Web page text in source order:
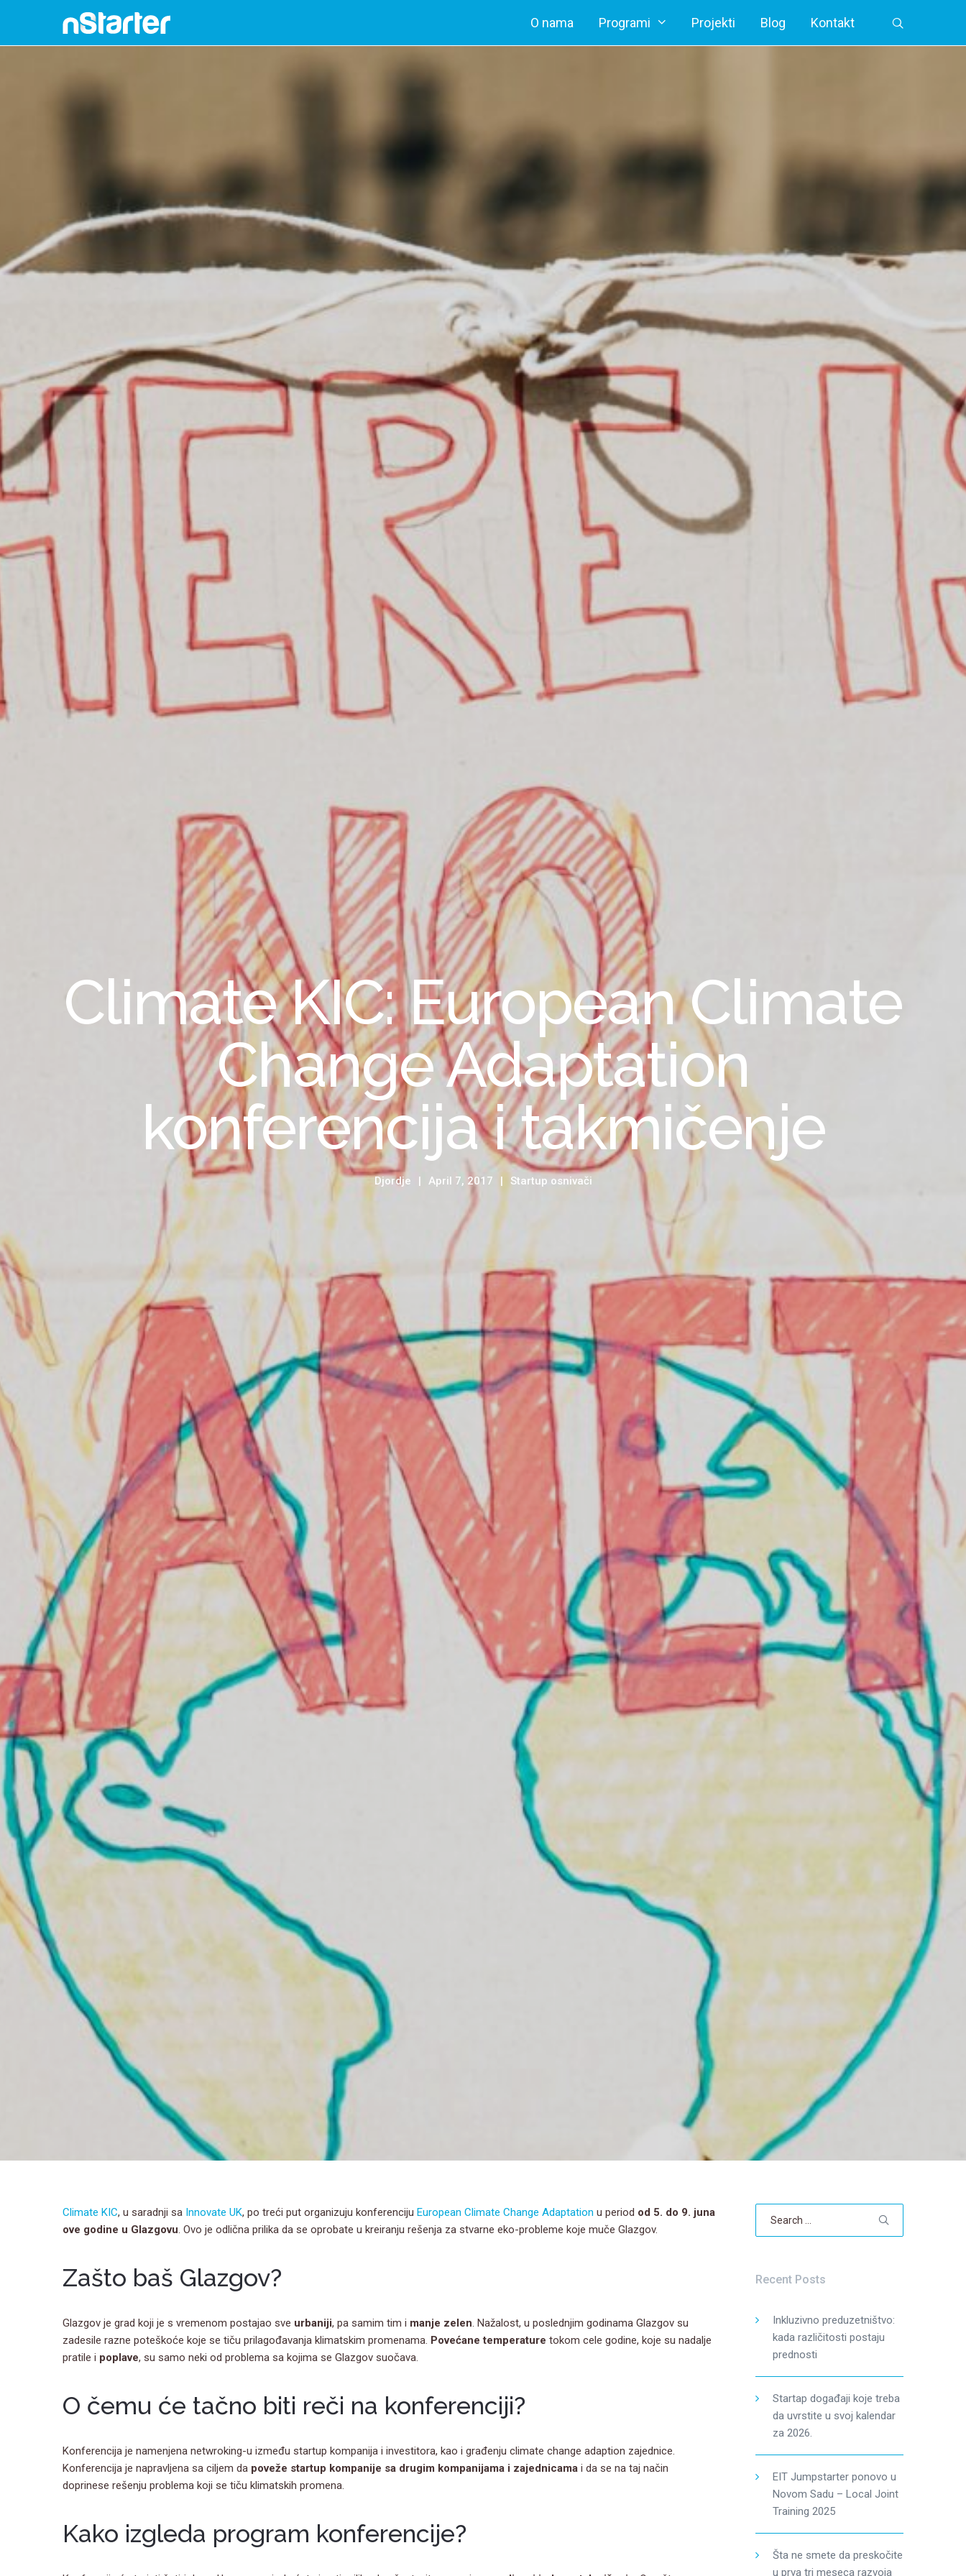
O nama Programi Projekti Blog Kontakt
Climate KIC: European Climate
Change Adaptation
konferencija i takmičenje
Djordje April 7, 2017 Startup osnivači
Climate KIC, u saradnji sa Innovate UK, po treći put organizuju konferenciju European Climate Change Adaptation u period od 5. do 9. juna
ove godine u Glazgovu. Ovo je odlična prilika da se oprobate u kreiranju rešenja za stvarne eko-probleme koje muče Glazgov.
Zašto baš Glazgov?
Glazgov je grad koji je s vremenom postajao sve urbaniji, pa samim tim i manje zelen. Nažalost, u poslednjim godinama Glazgov su
zadesile razne poteškoće koje se tiču prilagođavanja klimatskim promenama. Povećane temperature tokom cele godine, koje su nadalje
pratile i poplave, su samo neki od problema sa kojima se Glazgov suočava.
O čemu će tačno biti reči na konferenciji?
Konferencija je namenjena netwroking-u između startup kompanija i investitora, kao i građenju climate change adaption zajednice.
Konferencija je napravljena sa ciljem da poveže startup kompanije sa drugim kompanijama i zajednicama i da se na taj način
doprinese rešenju problema koji se tiču klimatskih promena.
Kako izgleda program konferencije?
Recent Posts
Inkluzivno preduzetništvo:
kada različitosti postaju
prednosti
Startap događaji koje treba
da uvrstite u svoj kalendar
za 2026.
EIT Jumpstarter ponovo u
Novom Sadu – Local Joint
Training 2025
Šta ne smete da preskočite
u prva tri meseca razvoja